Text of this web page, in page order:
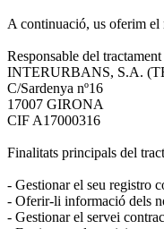
A continuació, us oferim el
Responsable del
INTERURBANS, S.A.
C/Sardenya nº16
17007 GIRONA
CIF A17000316
Finalitats principals del
- Gestionar el seu registro
- Oferir-li informació dels
- Gestionar el servei